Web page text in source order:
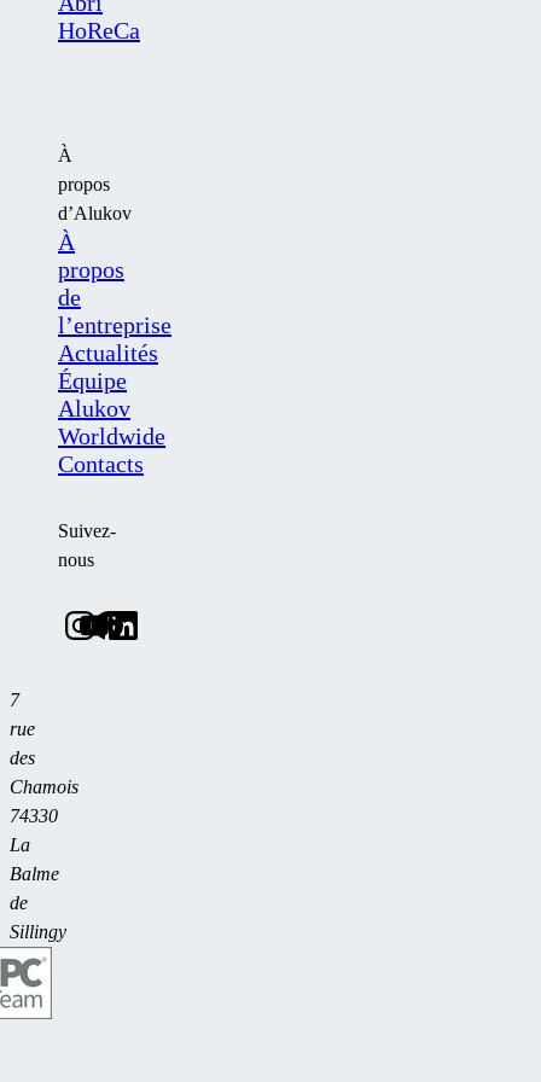
HoReCa
À
propos
d’Alukov
À
propos
de
l’entreprise
Actualités
Équipe
Alukov
Worldwide
Contacts
Suivez-
nous
7
rue
des
Chamois
74330
La
Balme
de
Sillingy